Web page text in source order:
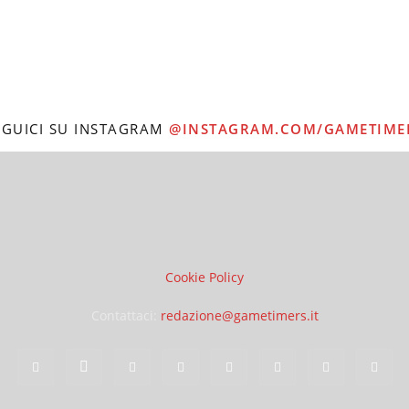
SU INSTAGRAM @INSTAGRAM.COM/
Cookie Policy
redazione@gametimers.it